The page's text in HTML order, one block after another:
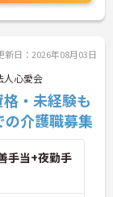
新日：2026年08月03日
人心愛会
格・未経験も
介護職募集
手当+夜勤手